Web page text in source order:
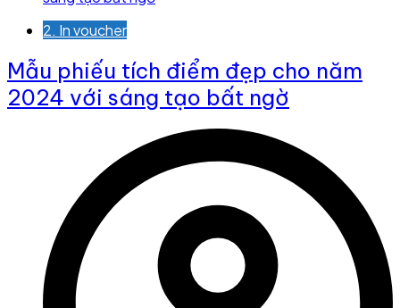
2. In voucher
Mẫu phiếu tích điểm đẹp cho năm
2024 với sáng tạo bất ngờ